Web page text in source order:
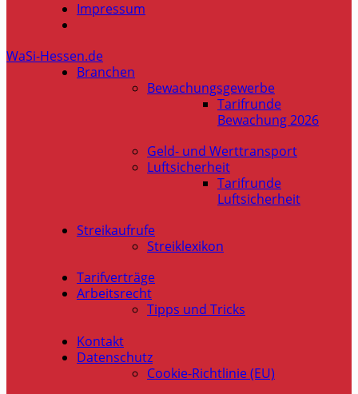
Impressum
WaSi-Hessen.de
Branchen
Bewachungsgewerbe
Tarifrunde
Bewachung 2026
Geld- und Werttransport
Luftsicherheit
Tarifrunde
Luftsicherheit
Streikaufrufe
Streiklexikon
Tarifverträge
Arbeitsrecht
Tipps und Tricks
Kontakt
Datenschutz
Cookie-Richtlinie (EU)